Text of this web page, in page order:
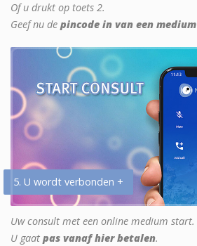
Of u drukt op toets 2.
Geef nu de pincode in van een medium
5. U wordt verbonden +
Uw consult met een online medium start.
U gaat pas vanaf hier betalen.